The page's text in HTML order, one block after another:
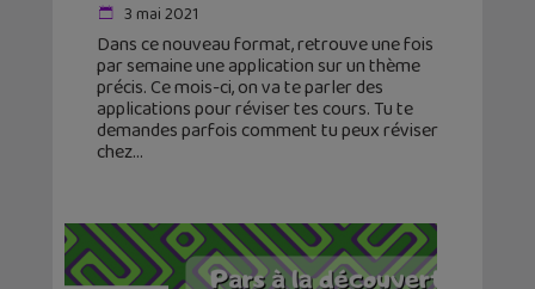
3 mai 2021
Dans ce nouveau format, retrouve une fois
par semaine une application sur un thème
précis. Ce mois-ci, on va te parler des
applications pour réviser tes cours. Tu te
demandes parfois comment tu peux réviser
chez